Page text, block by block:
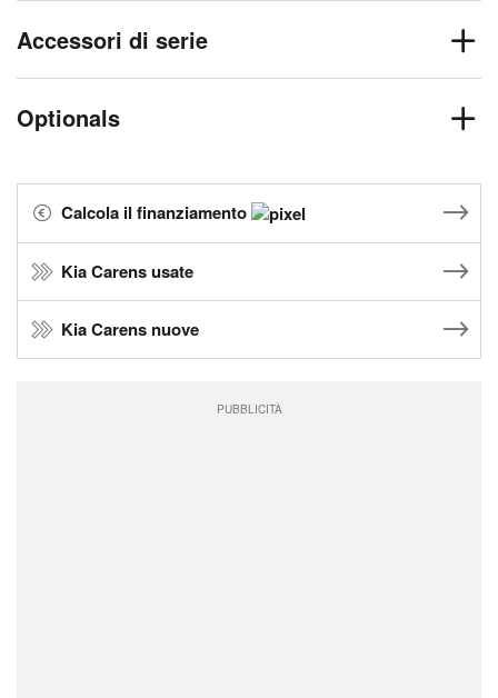
Accessori di serie
Optionals
Calcola il finanziamento
Kia Carens usate
Kia Carens nuove
PUBBLICITÀ